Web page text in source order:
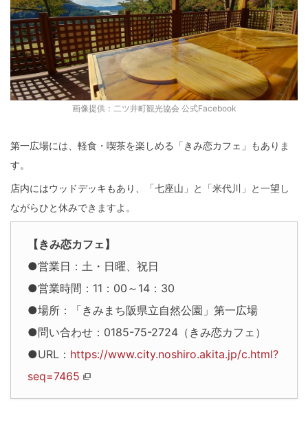
画像提供：二ツ井町観光協会 公式Facebook
第一広場には、軽食・喫茶を楽しめる「きみ恋カフェ」もありま
す。
店内にはウッドデッキもあり、「七座山」と「米代川」と一望し
ながらひと休みできますよ。
【きみ恋カフェ】
●営業日：土・日曜、祝日
●営業時間：11：00～14：30
●場所：「きみまち阪県立自然公園」第一広場
●問い合わせ：0185-75-2724（きみ恋カフェ）
●URL： https://www.city.noshiro.akita.jp/c.html?
seq=7465